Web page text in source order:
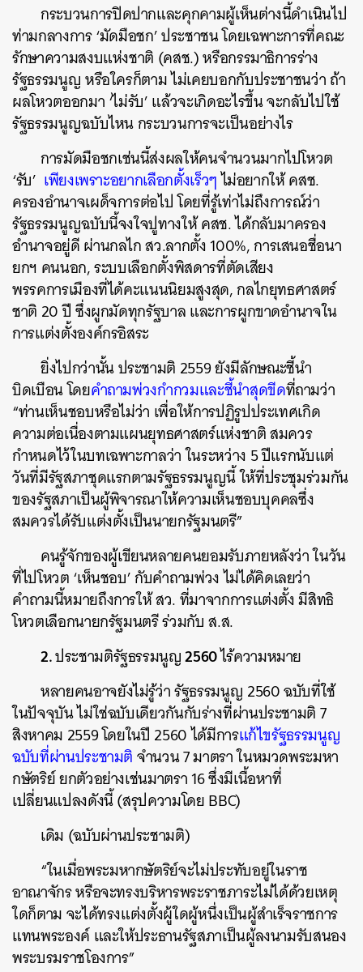
กระบวนการปิดปากและคุกคามผู้เห็นต่างนี้ดำเนินไป
ท่ามกลางการ‘มัดมือชก’ประชาชนโดยเฉพาะการที่คณะ
รักษาความสงบแห่งชาติ (คสช.)หรือกรรมาธิการร่าง
รัฐธรรมนูญหรือใครก็ตามไม่เคยบอกกับประชาชนว่าถ้า
ผลโหวตออกมา‘ไม่รับ’แล้วจะเกิดอะไรขึ้นจะกลับไปใช้
รัฐธรรมนูญฉบับไหนกระบวนการจะเป็นอย่างไร
การมัดมือชกเช่นนี้ส่งผลให้คนจำนวนมากไปโหวต
‘รับ’ เพียงเพราะอยากเลือกตั้งเร็วๆไม่อยากให้คสช.
ครองอำนาจเผด็จการต่อไปโดยที่รู้เท่าไม่ถึงการณ์ว่า
รัฐธรรมนูญฉบับนี้จงใจปูทางให้คสช.ได้กลับมาครอง
อำนาจอยู่ดีผ่านกลไกสว.ลากตั้ง100%,การเสนอชื่อนา
ยกฯ คนนอก,ระบบเลือกตั้งพิสดารที่ตัดเสียง
พรรคการเมืองที่ได้คะแนนนิยมสูงสุด,กลไกยุทธศาสตร์
ชาติ 20ปีซึ่งผูกมัดทุกรัฐบาลและการผูกขาดอำนาจใน
การแต่งตั้งองค์กรอิสระ
ยิ่งไปกว่านั้นประชามติ 2559ยังมีลักษณะชี้นำ
บิดเบือนโดยคำถามพ่วงกำกวมและชี้นำสุดขีดที่ถามว่า
“ท่านเห็นชอบหรือไม่ว่า เพื่อให้การปฏิรูปประเทศเกิด
ความต่อเนื่องตามแผนยุทธศาสตร์แห่งชาติสมควร
กำหนดไว้ในบทเฉพาะกาลว่าในระหว่าง 5ปีแรกนับแต่
วันที่มีรัฐสภาชุดแรกตามรัฐธรรมนูญนี้ให้ที่ประชุมร่วมกัน
ของรัฐสภาเป็นผู้พิจารณาให้ความเห็นชอบบุคคลซึ่ง
สมควรได้รับแต่งตั้งเป็นนายกรัฐมนตรี”
คนรู้จักของผู้เขียนหลายคนยอมรับภายหลังว่าในวัน
ที่ไปโหวต‘เห็นชอบ’กับคำถามพ่วงไม่ได้คิดเลยว่า
คำถามนี้หมายถึงการให้สว.ที่มาจากการแต่งตั้งมีสิทธิ
โหวตเลือกนายกรัฐมนตรีร่วมกับส.ส.
2.ประชามติรัฐธรรมนูญ2560ไร้ความหมาย
หลายคนอาจยังไม่รู้ว่ารัฐธรรมนูญ 2560ฉบับที่ใช้
ในปัจจุบันไม่ใช่ฉบับเดียวกันกับร่างที่ผ่านประชามติ7
สิงหาคม 2559โดยในปี 2560ได้มีการแก้ไขรัฐธรรมนูญ
ฉบับที่ผ่านประชามติจำนวน7มาตราในหมวดพระมหา
กษัตริย์ยกตัวอย่างเช่นมาตรา16ซึ่งมีเนื้อหาที่
เปลี่ยนแปลงดังนี้(สรุปความโดยBBC)
เดิม (ฉบับผ่านประชามติ)
“ในเมื่อพระมหากษัตริย์จะไม่ประทับอยู่ในราช
อาณาจักรหรือจะทรงบริหารพระราชภาระไม่ได้ด้วยเหตุ
ใดก็ตามจะได้ทรงแต่งตั้งผู้ใดผู้หนึ่งเป็นผู้สำเร็จราชการ
แทนพระองค์และให้ประธานรัฐสภาเป็นผู้ลงนามรับสนอง
พระบรมราชโองการ”
SHARE TWEET